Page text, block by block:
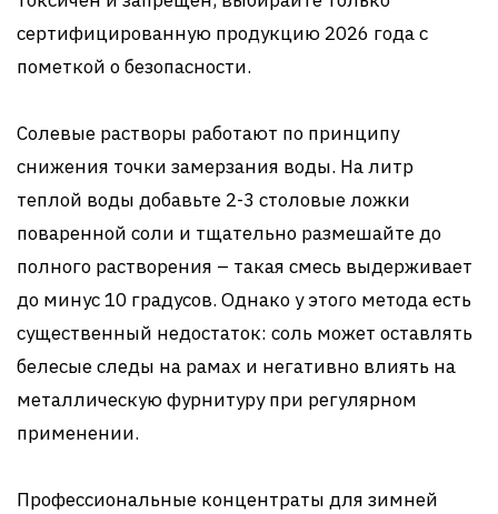
сертифицированную продукцию 2026 года с
пометкой о безопасности.
Солевые растворы работают по принципу
снижения точки замерзания воды. На литр
теплой воды добавьте 2-3 столовые ложки
поваренной соли и тщательно размешайте до
полного растворения – такая смесь выдерживает
до минус 10 градусов. Однако у этого метода есть
существенный недостаток: соль может оставлять
белесые следы на рамах и негативно влиять на
металлическую фурнитуру при регулярном
применении.
Профессиональные концентраты для зимней